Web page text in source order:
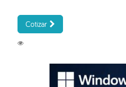
Cotizar